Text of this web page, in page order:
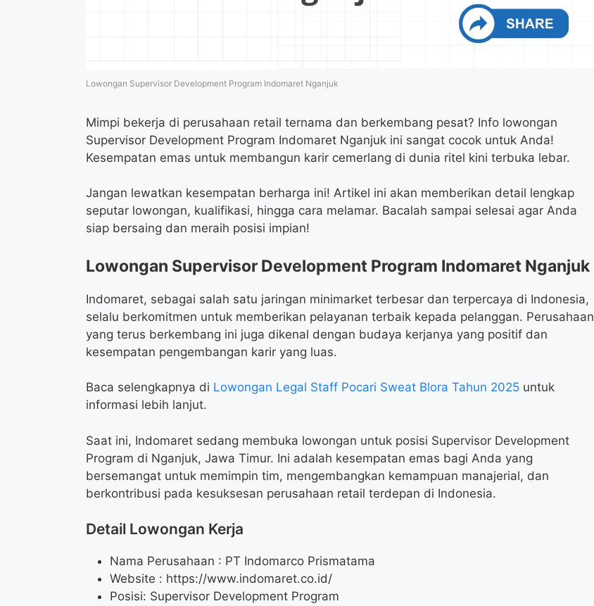
Lowongan Supervisor Development Program Indomaret Nganjuk
Mimpi bekerja di perusahaan retail ternama dan berkembang pesat? Info lowongan
Supervisor Development Program Indomaret Nganjuk ini sangat cocok untuk Anda!
Kesempatan emas untuk membangun karir cemerlang di dunia ritel kini terbuka lebar.
Jangan lewatkan kesempatan berharga ini! Artikel ini akan memberikan detail lengkap
seputar lowongan, kualifikasi, hingga cara melamar. Bacalah sampai selesai agar Anda
siap bersaing dan meraih posisi impian!
Lowongan Supervisor Development Program Indomaret Nganjuk
Indomaret, sebagai salah satu jaringan minimarket terbesar dan terpercaya di Indonesia,
selalu berkomitmen untuk memberikan pelayanan terbaik kepada pelanggan. Perusahaan
yang terus berkembang ini juga dikenal dengan budaya kerjanya yang positif dan
kesempatan pengembangan karir yang luas.
Baca selengkapnya di Lowongan Legal Staff Pocari Sweat Blora Tahun 2025 untuk
informasi lebih lanjut.
Saat ini, Indomaret sedang membuka lowongan untuk posisi Supervisor Development
Program di Nganjuk, Jawa Timur. Ini adalah kesempatan emas bagi Anda yang
bersemangat untuk memimpin tim, mengembangkan kemampuan manajerial, dan
berkontribusi pada kesuksesan perusahaan retail terdepan di Indonesia.
Detail Lowongan Kerja
Nama Perusahaan : PT Indomarco Prismatama
Website : https://www.indomaret.co.id/
Posisi: Supervisor Development Program